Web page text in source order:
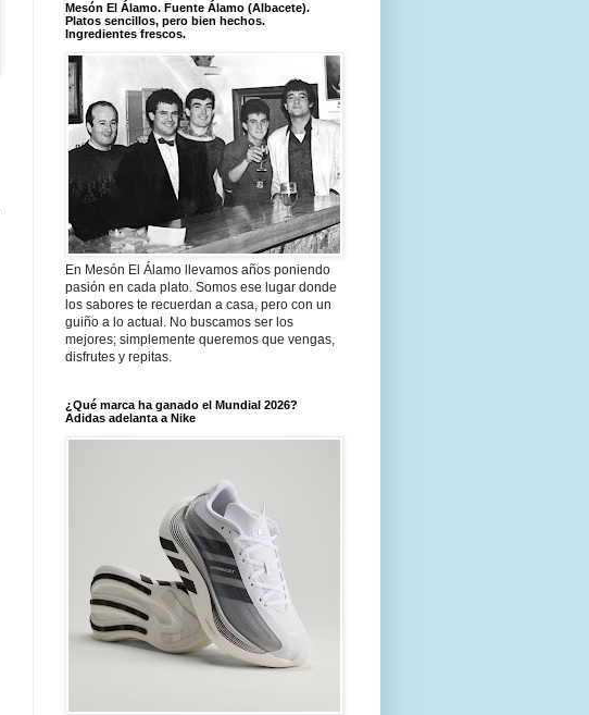
Mesón El Álamo. Fuente Álamo (Albacete).
Platos sencillos, pero bien hechos.
Ingredientes frescos.
En Mesón El Álamo llevamos años poniendo
pasión en cada plato. Somos ese lugar donde
los sabores te recuerdan a casa, pero con un
guiño a lo actual. No buscamos ser los
mejores; simplemente queremos que vengas,
disfrutes y repitas.
¿Qué marca ha ganado el Mundial 2026?
Adidas adelanta a Nike